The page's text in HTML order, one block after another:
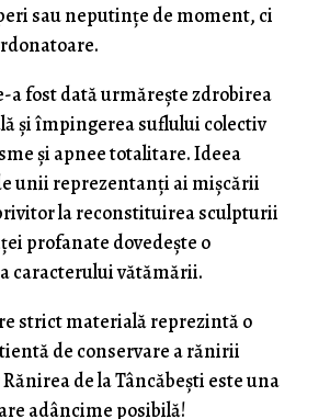
sau neputinţe de moment, ci
a fost dată urmăreşte zdrobirea
şi împingerea suflului colectiv
şi apnee totalitare. Ideea
unii reprezentanţi ai mişcării
la reconstituirea sculpturii
profanate dovedeşte o
caracterului vătămării.
strict materială reprezintă o
de conservare a rănirii
de la Tâncăbeşti este una
adâncime posibilă!